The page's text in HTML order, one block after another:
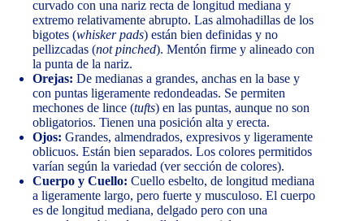
curvado con una nariz recta de longitud mediana y
extremo relativamente abrupto. Las almohadillas de los
bigotes (whisker pads) están bien definidas y no
pellizcadas (not pinched). Mentón firme y alineado con
la punta de la nariz.
Orejas: De medianas a grandes, anchas en la base y
con puntas ligeramente redondeadas. Se permiten
mechones de lince (tufts) en las puntas, aunque no son
obligatorios. Tienen una posición alta y erecta.
Ojos: Grandes, almendrados, expresivos y ligeramente
oblicuos. Están bien separados. Los colores permitidos
varían según la variedad (ver sección de colores).
Cuerpo y Cuello: Cuello esbelto, de longitud mediana
a ligeramente largo, pero fuerte y musculoso. El cuerpo
es de longitud mediana, delgado pero con una